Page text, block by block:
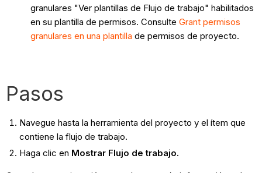
granulares "Ver plantillas de Flujo de trabajo" habilitados
en su plantilla de permisos. ConsulteGrant permisos
granulares en una plantilla de permisos de proyecto.
Pasos
Navegue hasta la herramienta del proyecto y el ítem que
contiene la flujo de trabajo.
Haga clic en Mostrar Flujo de trabajo.